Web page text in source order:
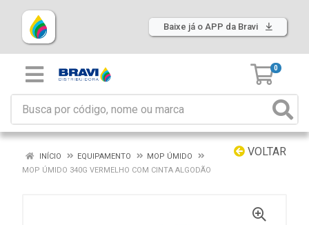
Baixe já o APP da Bravi
0
VOLTAR
INÍCIO EQUIPAMENTO
MOP ÚMIDO
MOP ÚMIDO 340G VERMELHO COM CINTA ALGODÃO